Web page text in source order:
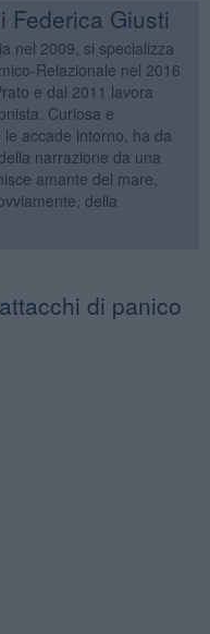
Federica Giusti
nel 2009, si specializza
Relazionale nel 2016
e dal 2011 lavora
Curiosa e
accade intorno, ha da
narrazione da una
amante del mare,
della
di panico